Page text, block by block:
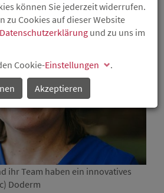
ihr Team haben ein innovatives
Doderm
können Sie jederzeit widerrufen.
zu Cookies auf dieser Website
Datenschutzerklärung und zu uns im
Cookie-Einstellungen
.
Akzeptieren